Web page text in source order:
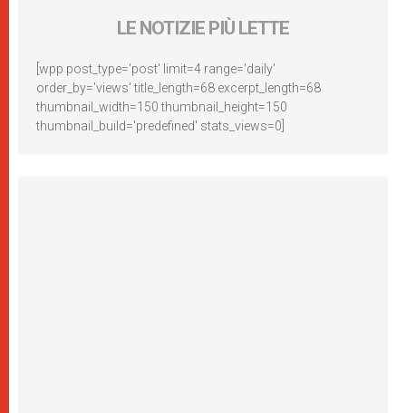
LE NOTIZIE PIÙ LETTE
[wpp post_type='post' limit=4 range='daily'
order_by='views' title_length=68 excerpt_length=68
thumbnail_width=150 thumbnail_height=150
thumbnail_build='predefined' stats_views=0]